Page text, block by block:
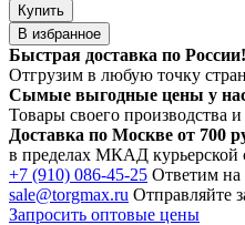
Купить
В избранное
Быстрая доставка по России!
Отгрузим в любую точку
Сымые выгодные цены у
Товары своего производства
Доставка по Москве от 700
в пределах МКАД курьерской
+7 (910) 086-45-25 Ответим на
sale@torgmax.ru Отправляйте
Запросить оптовые цены